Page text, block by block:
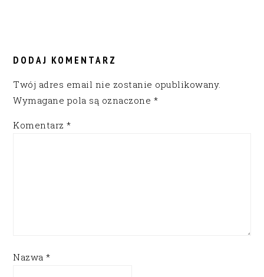
DODAJ KOMENTARZ
Twój adres email nie zostanie opublikowany.
Wymagane pola są oznaczone *
Komentarz*
Nazwa*